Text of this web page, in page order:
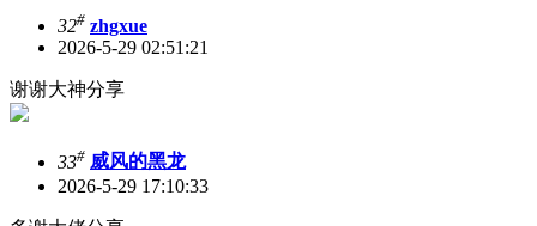
32# zhgxue
2026-5-29 02:51:21
谢谢大神分享
33# 威风的黑龙
2026-5-29 17:10:33